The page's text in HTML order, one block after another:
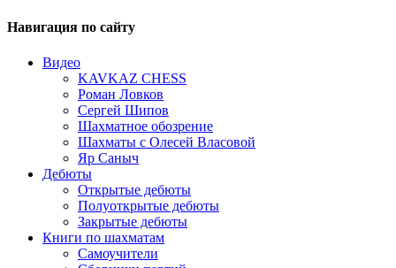
Навигация по сайту
Видео
KAVKAZ CHESS
Роман Ловков
Сергей Шипов
Шахматное обозрение
Шахматы с Олесей Власовой
Яр Саныч
Дебюты
Открытые дебюты
Полуоткрытые дебюты
Закрытые дебюты
Книги по шахматам
Самоучители